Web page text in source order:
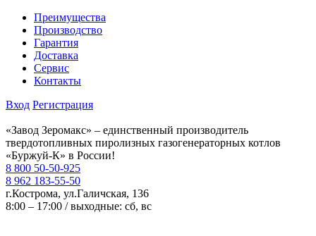
Преимущества
Производство
Гарантия
Доставка
Сервис
Контакты
Вход Регистрация
«Завод Зеромакс» – единственный производитель
твердотопливных пиролизных газогенераторных котлов
«Буржуй-К» в России!
8 800 50-50-925
8 962 183-55-50
г.Кострома, ул.Галичская, 136
8:00 – 17:00 / выходные: сб, вс